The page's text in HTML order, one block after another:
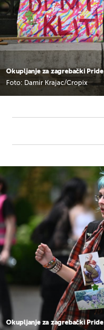
Okupljanje za zagrebački Pride
Foto: Damir Krajac/Cropix
Okupljanje za zagrebački Pride